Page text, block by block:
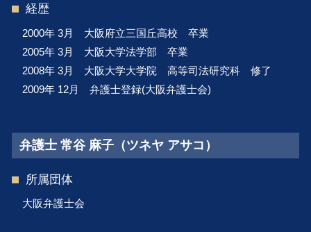
経歴
2000年 3月 大阪府立三国丘高校 卒業
2005年 3月 大阪大学法学部 卒業
2008年 3月 大阪大学大学院 高等司法研究科 修了
2009年 12月 弁護士登録(大阪弁護士会)
弁護士 常谷 麻子（ツネヤ アサコ）
所属団体
大阪弁護士会